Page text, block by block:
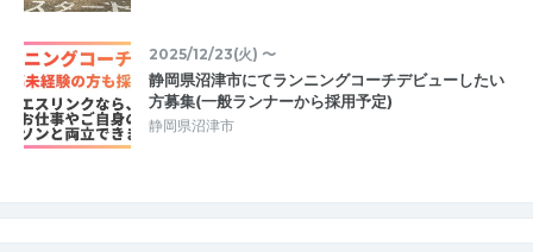
2025/12/23(火) 〜
静岡県沼津市にてランニングコーチデビューしたい
方募集(一般ランナーから採用予定)
静岡県沼津市